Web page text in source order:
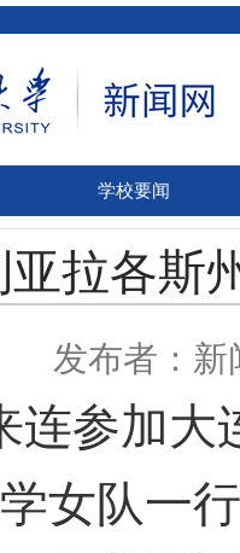
学校要闻
亚拉各斯
发布者：新
参加大
女队一